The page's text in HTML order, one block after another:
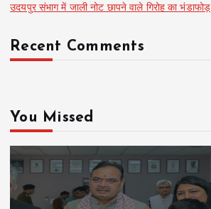
उदयपुर संभाग में जाली नोट छापने वाले गिरोह का भंडाफोड़
Recent Comments
You Missed